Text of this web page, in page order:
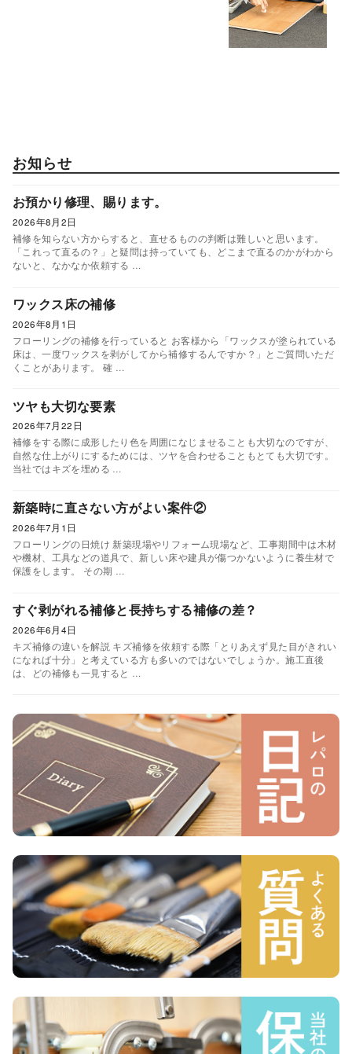
お知らせ
お預かり修理、賜ります。
2026年8月2日
補修を知らない方からすると、直せるものの判断は難しいと思います。
「これって直るの？」と疑問は持っていても、どこまで直るのかがわから
ないと、なかなか依頼する …
ワックス床の補修
2026年8月1日
フローリングの補修を行っていると お客様から「ワックスが塗られている
床は、一度ワックスを剥がしてから補修するんですか？」とご質問いただ
くことがあります。 確 …
ツヤも大切な要素
2026年7月22日
補修をする際に成形したり色を周囲になじませることも大切なのですが、
自然な仕上がりにするためには、ツヤを合わせることもとても大切です。
当社ではキズを埋める …
新築時に直さない方がよい案件②
2026年7月1日
フローリングの日焼け 新築現場やリフォーム現場など、工事期間中は木材
や機材、工具などの道具で、新しい床や建具が傷つかないように養生材で
保護をします。 その期 …
すぐ剥がれる補修と長持ちする補修の差？
2026年6月4日
キズ補修の違いを解説 キズ補修を依頼する際「とりあえず見た目がきれい
になれば十分」と考えている方も多いのではないでしょうか。施工直後
は、どの補修も一見すると …